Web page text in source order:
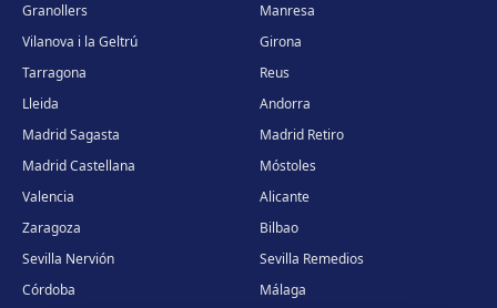
Granollers
Manresa
Vilanova i la Geltrú
Girona
Tarragona
Reus
Lleida
Andorra
Madrid Sagasta
Madrid Retiro
Madrid Castellana
Móstoles
Valencia
Alicante
Zaragoza
Bilbao
Sevilla Nervión
Sevilla Remedios
Córdoba
Málaga